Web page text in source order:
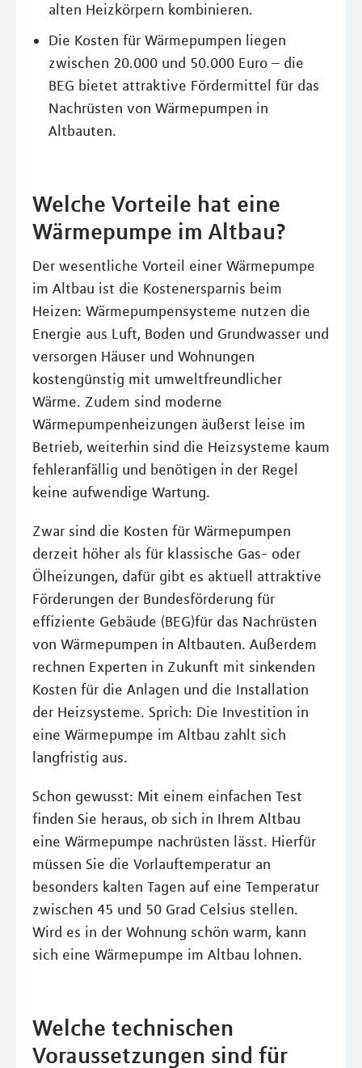
alten Heizkörpern kombinieren.
Die Kosten für Wärmepumpen liegen
zwischen 20.000 und 50.000 Euro – die
BEG bietet attraktive Fördermittel für das
Nachrüsten von Wärmepumpen in
Altbauten.
Welche Vorteile hat eine
Wärmepumpe im Altbau?
Der wesentliche Vorteil einer Wärmepumpe
im Altbau ist die Kostenersparnis beim
Heizen: Wärmepumpensysteme nutzen die
Energie aus Luft, Boden und Grundwasser und
versorgen Häuser und Wohnungen
kostengünstig mit umweltfreundlicher
Wärme. Zudem sind moderne
Wärmepumpenheizungen äußerst leise im
Betrieb, weiterhin sind die Heizsysteme kaum
fehleranfällig und benötigen in der Regel
keine aufwendige Wartung.
Zwar sind die Kosten für Wärmepumpen
derzeit höher als für klassische Gas- oder
Ölheizungen, dafür gibt es aktuell attraktive
Förderungen der Bundesförderung für
effiziente Gebäude (BEG)für das Nachrüsten
von Wärmepumpen in Altbauten. Außerdem
rechnen Experten in Zukunft mit sinkenden
Kosten für die Anlagen und die Installation
der Heizsysteme. Sprich: Die Investition in
eine Wärmepumpe im Altbau zahlt sich
langfristig aus.
Schon gewusst: Mit einem einfachen Test
finden Sie heraus, ob sich in Ihrem Altbau
eine Wärmepumpe nachrüsten lässt. Hierfür
müssen Sie die Vorlauftemperatur an
besonders kalten Tagen auf eine Temperatur
zwischen 45 und 50 Grad Celsius stellen.
Wird es in der Wohnung schön warm, kann
sich eine Wärmepumpe im Altbau lohnen.
Welche technischen
Voraussetzungen sind für